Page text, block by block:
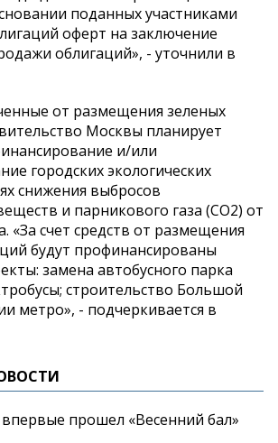
поданных участниками
оферт на заключение
облигаций», - уточнили в
от размещения зеленых
Москвы планирует
и/или
городских экологических
снижения выбросов
и парникового газа (СО2) от
«За счет средств от размещения
будут профинансированы
замена автобусного парка
строительство Большой
метро», - подчеркивается в
прошел «Весенний бал»